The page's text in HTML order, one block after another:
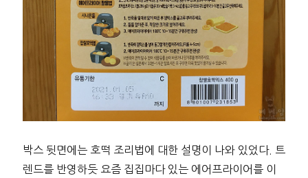
박스 뒷면에는 호떡 조리법에 대한 설명이 나와 있었다. 트
렌드를 반영하듯 요즘 집집마다 있는 에어프라이어를 이